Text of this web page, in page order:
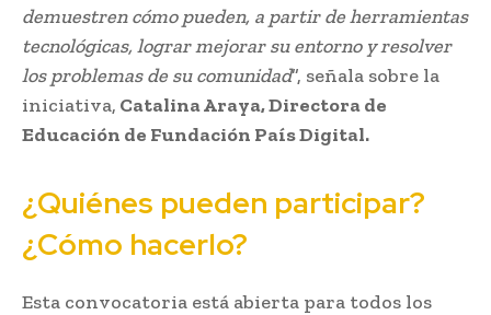
demuestren cómo pueden, a partir de herramientas
tecnológicas, lograr mejorar su entorno y resolver
los problemas de su comunidad”, señala sobre la
iniciativa, Catalina Araya, Directora de
Educación de Fundación País Digital.
¿Quiénes pueden participar?
¿Cómo hacerlo?
Esta convocatoria está abierta para todos los